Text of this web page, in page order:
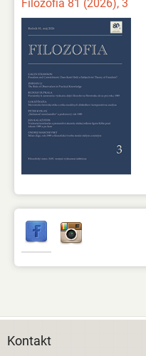
Filozofia 81 (2026), 3
Kontakt